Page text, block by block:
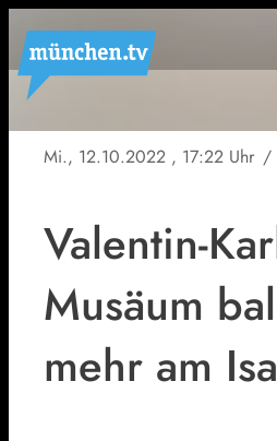
Mi., 12.10.2022 , 17:22 Uhr /
Valentin-
Musäum
mehr am